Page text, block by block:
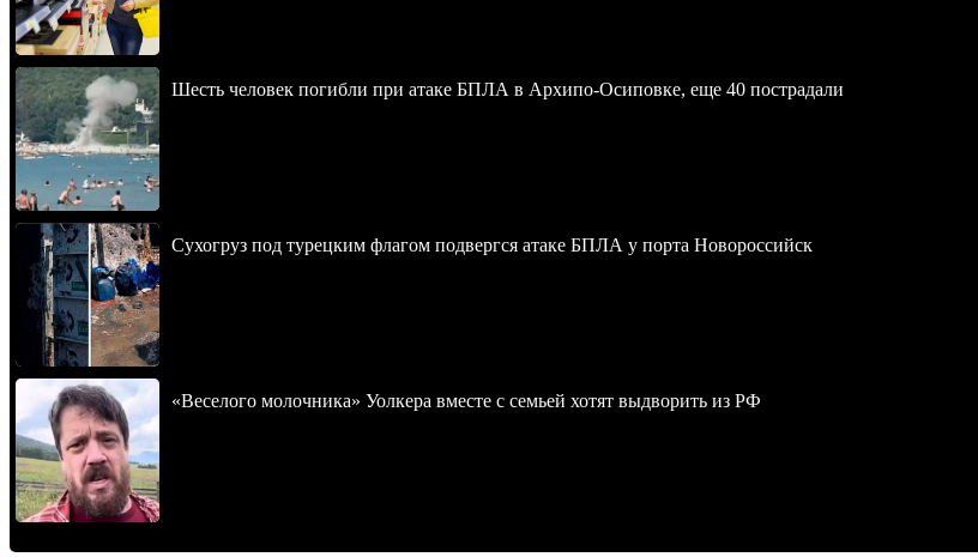
Шесть человек погибли при атаке БПЛА в Архипо-Осиповке, еще 40 пострадали
Сухогруз под турецким флагом подвергся атаке БПЛА у порта Новороссийск
«Веселого молочника» Уолкера вместе с семьей хотят выдворить из РФ